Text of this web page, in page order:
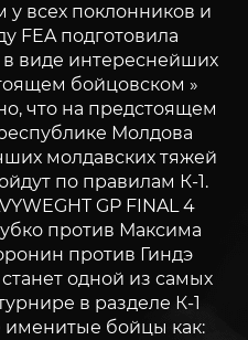
всех поклонников и
FEA подготовила
виде интереснейших
бойцовском »
что на предстоящем
Молдова
молдавских тяжей
по правилам К-1.
GP FINAL 4
против Максима
против Гиндэ
одной из самых
в разделе К-1
именитые бойцы как: